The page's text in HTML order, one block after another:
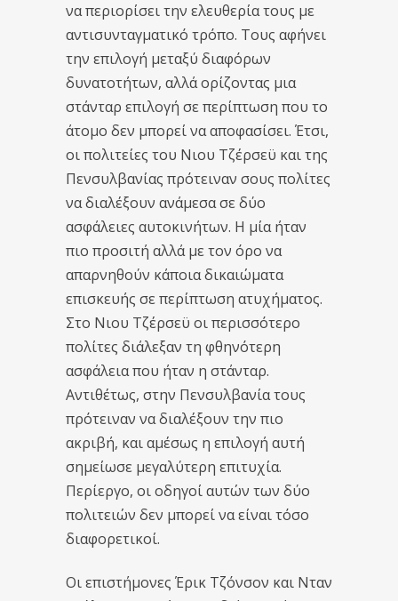
να περιορίσει την ελευθερία τους με
αντισυνταγματικό τρόπο. Τους αφήνει
την επιλογή μεταξύ διαφόρων
δυνατοτήτων, αλλά ορίζοντας μια
στάνταρ επιλογή σε περίπτωση που το
άτομο δεν μπορεί να αποφασίσει. Έτσι,
οι πολιτείες του Νιου Τζέρσεϋ και της
Πενσυλβανίας πρότειναν σους πολίτες
να διαλέξουν ανάμεσα σε δύο
ασφάλειες αυτοκινήτων. Η μία ήταν
πιο προσιτή αλλά με τον όρο να
απαρνηθούν κάποια δικαιώματα
επισκευής σε περίπτωση ατυχήματος.
Στο Νιου Τζέρσεϋ οι περισσότερο
πολίτες διάλεξαν τη φθηνότερη
ασφάλεια που ήταν η στάνταρ.
Αντιθέτως, στην Πενσυλβανία τους
πρότειναν να διαλέξουν την πιο
ακριβή, και αμέσως η επιλογή αυτή
σημείωσε μεγαλύτερη επιτυχία.
Περίεργο, οι οδηγοί αυτών των δύο
πολιτειών δεν μπορεί να είναι τόσο
διαφορετικοί.
Οι επιστήμονες Έρικ Τζόνσον και Νταν